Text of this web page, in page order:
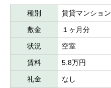
種別 賃貸マンション
敷金 １ヶ月分
状況 空室
賃料 5.8万円
礼金 なし